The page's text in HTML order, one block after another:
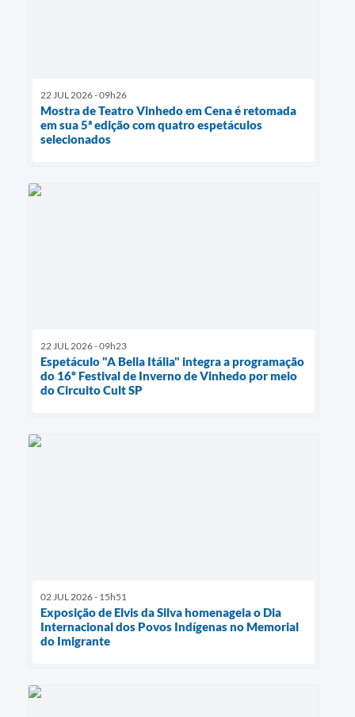
22 JUL 2026 - 09h26
Mostra de Teatro Vinhedo em Cena é retomada
em sua 5ª edição com quatro espetáculos
selecionados
22 JUL 2026 - 09h23
Espetáculo "A Bella Itália" integra a programação
do 16º Festival de Inverno de Vinhedo por meio
do Circuito Cult SP
02 JUL 2026 - 15h51
Exposição de Elvis da Silva homenageia o Dia
Internacional dos Povos Indígenas no Memorial
do Imigrante